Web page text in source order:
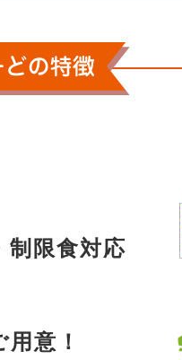
制限食対応
意！